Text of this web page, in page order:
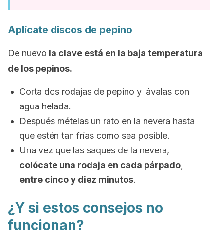
Aplícate discos de pepino
De nuevo la clave está en la baja temperatura
de los pepinos.
Corta dos rodajas de pepino y lávalas con
agua helada.
Después mételas un rato en la nevera hasta
que estén tan frías como sea posible.
Una vez que las saques de la nevera,
colócate una rodaja en cada párpado,
entre cinco y diez minutos.
¿Y si estos consejos no
funcionan?